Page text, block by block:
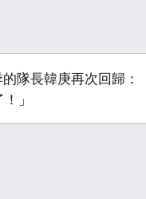
隊長韓庚再次回歸
」